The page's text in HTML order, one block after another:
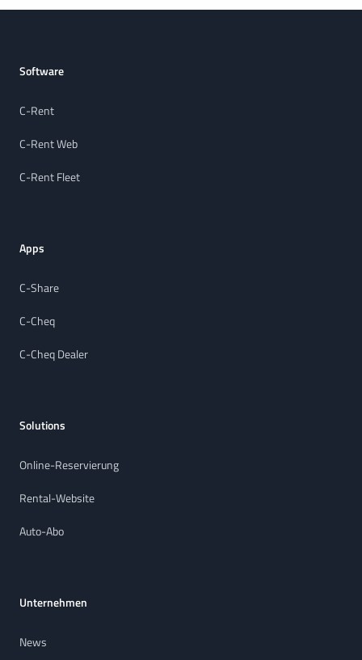
Software
C-Rent
C-Rent Web
C-Rent Fleet
Apps
C-Share
C-Cheq
C-Cheq Dealer
Solutions
Online-Reservierung
Rental-Website
Auto-Abo
Unternehmen
News